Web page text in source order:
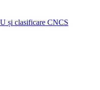
și clasificare CNCS